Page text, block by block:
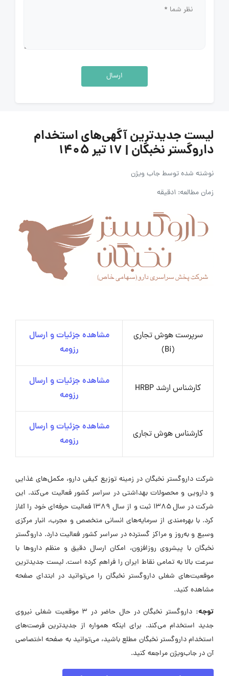
ارسال
لیست جدیدترین آگهی‌های استخدام
داروگستر نخبگان | ۱۷ تیر ۱۴۰۵
نوشته شده توسطجاب ویژن
زمان مطالعه: 1دقیقه
سرپرست هوش تجاری
(Bi)
مشاهده جزئیات و ارسال
رزومه
کارشناس ارشد HRBP
مشاهده جزئیات و ارسال
رزومه
کارشناس هوش تجاری
مشاهده جزئیات و ارسال
رزومه
شرکت داروگستر نخبگان در زمینه توزیع کیفی دارو، مکمل‌های غذایی
و دارویی و محصولات بهداشتی در سراسر کشور فعالیت می‌کند. این
شرکت در سال ۱۳۸۵ ثبت و از سال ۱۳۸۹ فعالیت حرفه‌ای خود را آغاز
کرد. با بهره‌مندی از سرمایه‌های انسانی متخصص و مجرب، انبار مرکزی
وسیع و به‌روز و مراکز گسترده در سراسر کشور فعالیت دارد. داروگستر
نخبگان با پیشروی روزافزون، امکان ارسال دقیق و منظم داروها با
سرعت بالا به تمامی نقاط ایران را فراهم کرده است. لیست جدیدترین
موقعیت‌های شغلی داروگستر نخبگان را می‌توانید در ابتدای صفحه
مشاهده کنید.
توجه:
داروگستر نخبگان در حال حاضر در ۳ موقعیت شغلی نیروی
جدید استخدام می‌کند. برای اینکه همواره از جدیدترین فرصت‌های
استخدام داروگستر نخبگان مطلع باشید، می‌توانید به صفحه اختصاصی
آن در جاب‌ویژن مراجعه کنید.